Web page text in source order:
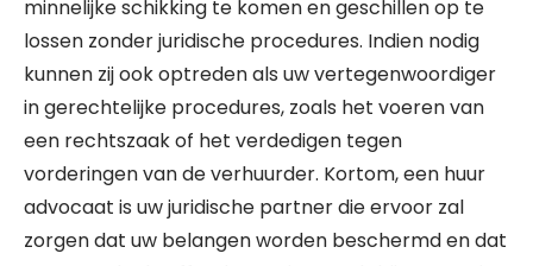
minnelijke schikking te komen en geschillen op te
lossen zonder juridische procedures. Indien nodig
kunnen zij ook optreden als uw vertegenwoordiger
in gerechtelijke procedures, zoals het voeren van
een rechtszaak of het verdedigen tegen
vorderingen van de verhuurder. Kortom, een huur
advocaat is uw juridische partner die ervoor zal
zorgen dat uw belangen worden beschermd en dat